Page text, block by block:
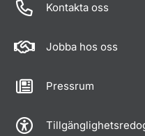
Kontakta oss
Jobba hos oss
Pressrum